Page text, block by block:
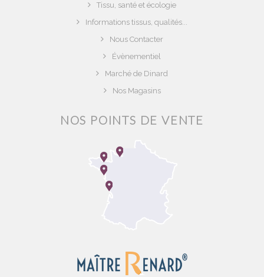
Tissu, santé et écologie
Informations tissus, qualités...
Nous Contacter
Évènementiel
Marché de Dinard
Nos Magasins
NOS POINTS DE VENTE